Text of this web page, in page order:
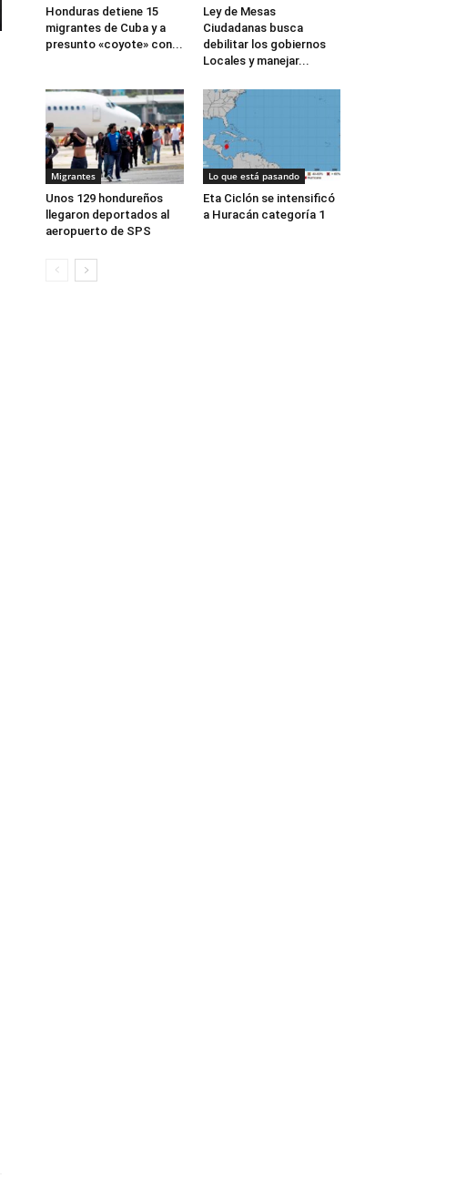
Honduras detiene 15
migrantes de Cuba y a
presunto «coyote» con...
Ley de Mesas
Ciudadanas busca
debilitar los gobiernos
Locales y manejar...
Migrantes
Unos 129 hondureños
llegaron deportados al
aeropuerto de SPS
Lo que está pasando
Eta Ciclón se intensificó
a Huracán categoría 1